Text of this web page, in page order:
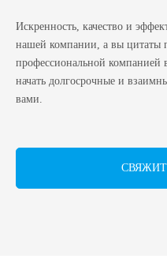
Искренность, качество и
нашей компании, а вы цитаты
профессиональной
начать долгосрочные и
вами.